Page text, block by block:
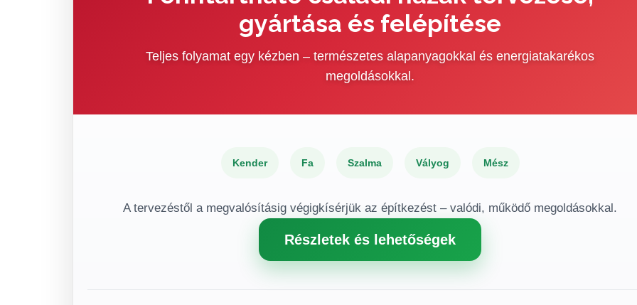
gyártása és felépítése
Teljes folyamat egy kézben – természetes alapanyagokkal és energiatakarékos
megoldásokkal.
Kender Fa Szalma Vályog Mész
A tervezéstől a megvalósításig végigkísérjük az építkezést – valódi, működő megoldásokkal.
Részletek és lehetőségek